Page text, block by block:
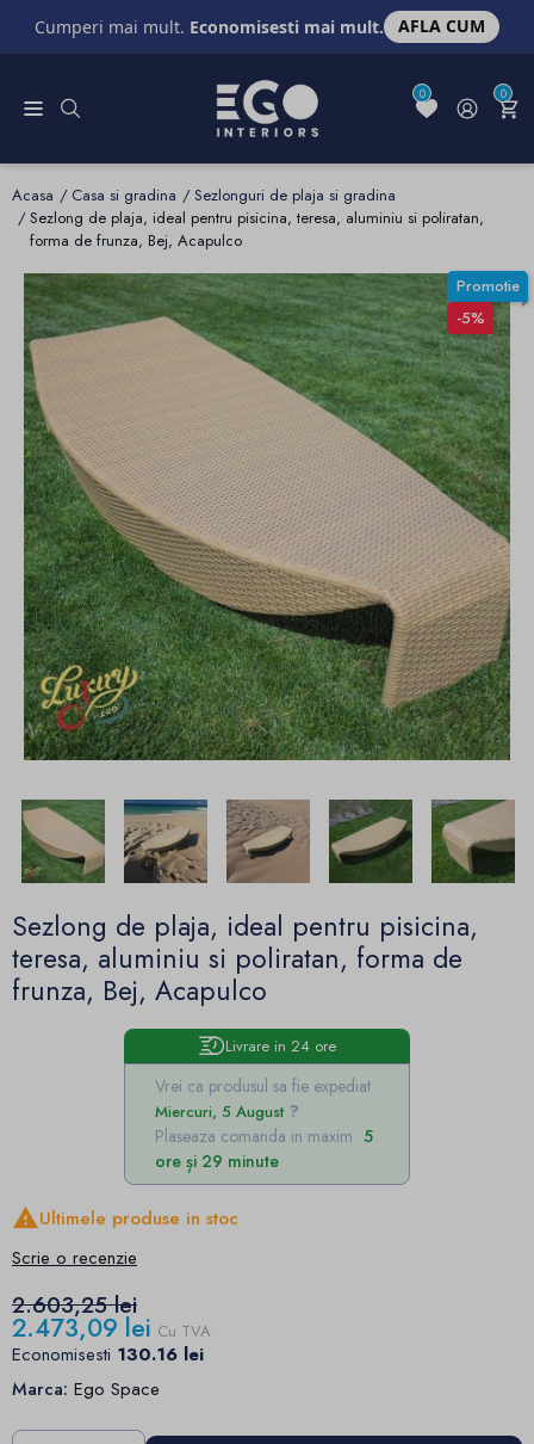
Cumperi mai mult. Economisesti mai mult. AFLA CUM
0 0
Acasa Casa si gradina
Sezlonguri de plaja si gradina
Sezlong de plaja, ideal pentru pisicina, teresa, aluminiu si poliratan,
forma de frunza, Bej, Acapulco
Promotie
-5%
Sezlong de plaja, ideal pentru pisicina,
teresa, aluminiu si poliratan, forma de
frunza, Bej, Acapulco
Livrare in 24 ore
Vrei ca produsul sa fie expediat
Miercuri, 5 August
Plaseaza comanda in maxim 5
ore și 29 minute
Ultimele produse in stoc
Scrie o recenzie
2.603,25 lei
2.473,09 lei Cu TVA
Economisesti 130.16 lei
Marca: Ego Space